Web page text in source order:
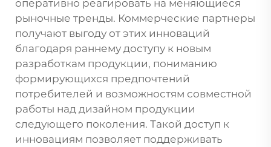
оперативно реагировать на меняющиеся
рыночные тренды. Коммерческие партнеры
получают выгоду от этих инноваций
благодаря раннему доступу к новым
разработкам продукции, пониманию
формирующихся предпочтений
потребителей и возможностям совместной
работы над дизайном продукции
следующего поколения. Такой доступ к
инновациям позволяет поддерживать